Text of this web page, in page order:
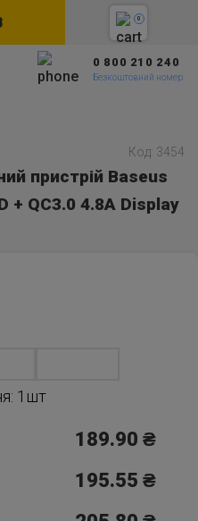
0
0 800 210 240
Безкоштовний номер
Код: 3454
пристрій Baseus
+ QC3.0 4.8A Display
1шт
189.90 ₴
195.55 ₴